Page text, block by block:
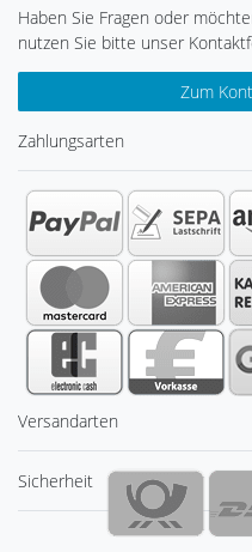
Haben Sie Fragen oder
nutzen Sie bitte unser
Zum
Zahlungsarten
Versandarten
Sicherheit